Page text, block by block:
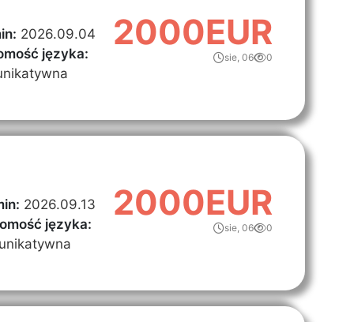
2026.09.04
języka:
2000EUR
sie, 06 0
2026.09.13
języka:
2000EUR
sie, 06 0